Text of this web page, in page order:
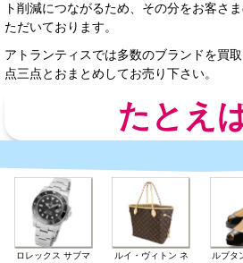
ト削減につながるため、その分をお客さ
ただいております。
アトランティスでは多数のブランドを買
点三点とおまとめしてお売り下さい。
たとえ
ロレックス サブマ
ルイ・ヴィトン ネ
ルブタ